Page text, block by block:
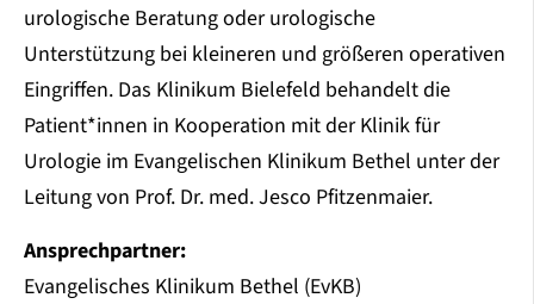
urologische Beratung oder urologische
Unterstützung bei kleineren und größeren operativen
Eingriffen. Das Klinikum Bielefeld behandelt die
Patient*innen in Kooperation mit der Klinik für
Urologie im Evangelischen Klinikum Bethel unter der
Leitung von Prof. Dr. med. Jesco Pfitzenmaier.
Ansprechpartner:
Evangelisches Klinikum Bethel (EvKB)